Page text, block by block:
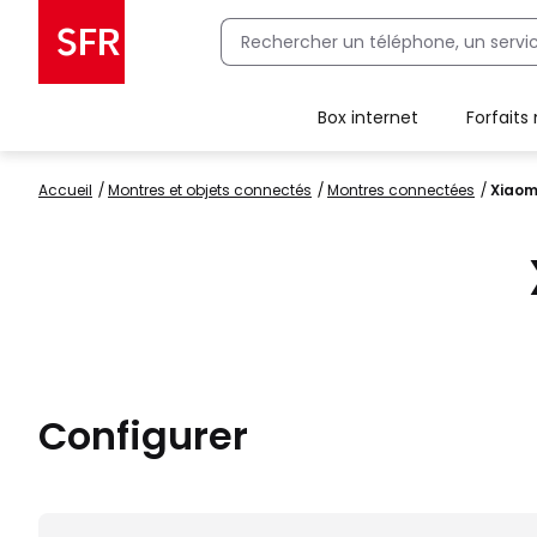
Box internet Forfaits
Accueil montres et objets connectés montres connectées
Configurer